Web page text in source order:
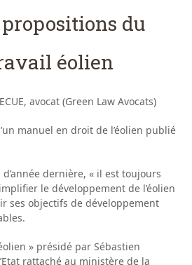
propositions du
éolien
avocat (Green Law Avocats)
manuel en droit de l’éolien publié
d’année dernière, « il est toujours
le développement de l’éolien
ses objectifs de développement
» présidé par Sébastien
rattaché au ministère de la